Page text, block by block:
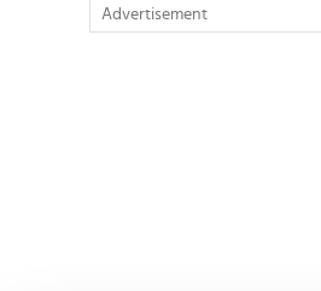
Advertisement